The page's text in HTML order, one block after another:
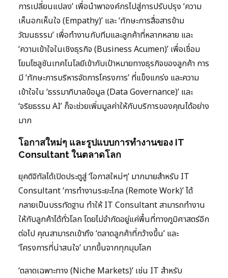
การเปลี่ยนแปลง’ เพื่อนำพาองค์กรไปสู่การปรับปรุง ‘ความ
เห็นอกเห็นใจ (Empathy)’ และ ‘ทักษะการสื่อสารข้าม
วัฒนธรรม’ เพื่อทำงานกับทีมและลูกค้าที่หลากหลาย และ
‘ความเข้าใจในเชิงธุรกิจ (Business Acumen)’ เพื่อเชื่อม
โยมโซลูชันเทคโนโลยีเข้ากับเป้าหมายทางธุรกิจของลูกค้า การ
มี ‘ทักษะการบริหารจัดการโครงการ’ ที่แข็งแกร่ง และความ
เข้าใจใน ‘ธรรมาภิบาลข้อมูล (Data Governance)’ และ
‘จริยธรรม AI’ ก็จะช่วยเพิ่มมูลค่าให้กับบริการของคุณได้อย่าง
มาก
โอกาสใหม่ๆ และรูปแบบการทำงานของ IT
Consultant ในตลาดโลก
ยุคดิจิทัลได้เปิดประตูสู่ ‘โอกาสใหม่ๆ’ มากมายสำหรับ IT
Consultant ‘การทำงานระยะไกล (Remote Work)’ ได้
กลายเป็นบรรทัดฐาน ทำให้ IT Consultant สามารถทำงาน
ให้กับลูกค้าได้ทั่วโลก โดยไม่จำกัดอยู่แค่พื้นที่ทางภูมิศาสตร์อีก
ต่อไป คุณสามารถเข้าถึง ‘ตลาดลูกค้าที่กว้างขึ้น’ และ
‘โครงการที่น่าสนใจ’ มากขึ้นจากทุกมุมโลก
‘ตลาดเฉพาะทาง (Niche Markets)’ เช่น IT สำหรับ